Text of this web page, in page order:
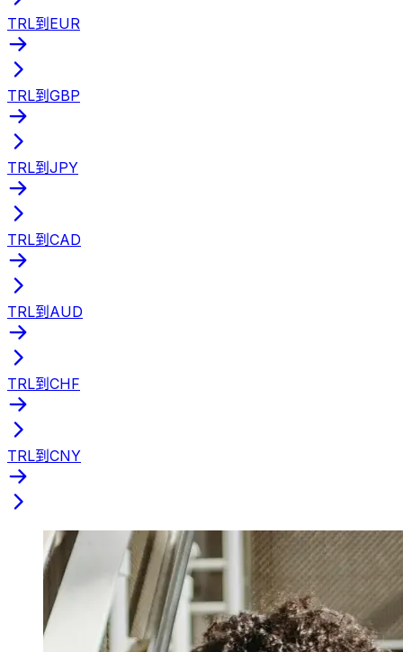
TRL到EUR
TRL到GBP
TRL到JPY
TRL到CAD
TRL到AUD
TRL到CHF
TRL到CNY